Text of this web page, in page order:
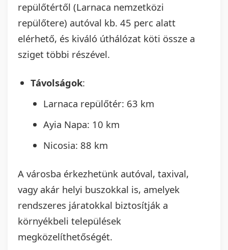
repülőtértől (Larnaca nemzetközi
repülőtere) autóval kb. 45 perc alatt
elérhető, és kiváló úthálózat köti össze a
sziget többi részével.
Távolságok:
Larnaca repülőtér: 63 km
Ayia Napa: 10 km
Nicosia: 88 km
A városba érkezhetünk autóval, taxival,
vagy akár helyi buszokkal is, amelyek
rendszeres járatokkal biztosítják a
környékbeli települések
megközelíthetőségét.